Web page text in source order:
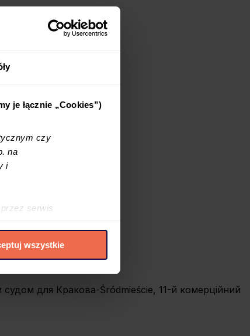
je łącznie „Cookies”)
czy
na
i
serwis
wszystkie
для Кракова-Śródmieście, 11-й комерційний